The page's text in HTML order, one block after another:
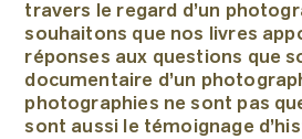
travers le regard d’un
souhaitons que nos livres
réponses aux questions que
documentaire d’un
photographies ne sont pas
sont aussi le témoignage